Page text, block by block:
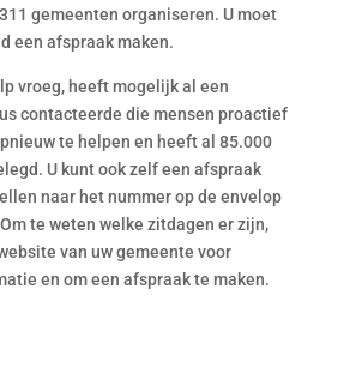
gemeenten organiseren. U moet
een afspraak maken.
vroeg, heeft mogelijk al een
contacteerde die mensen proactief
te helpen en heeft al 85.000
U kunt ook zelf een afspraak
naar het nummer op de envelop
te weten welke zitdagen er zijn,
van uw gemeente voor
en om een afspraak te maken.